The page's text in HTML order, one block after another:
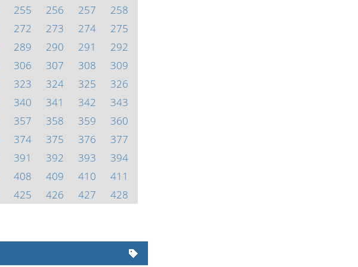
255 256 257
258
272 273 274
275
289 290 291
292
306 307 308
309
323 324 325
326
340 341 342
343
357 358 359
360
374 375 376
377
391 392 393
394
408 409 410
411
425 426 427
428